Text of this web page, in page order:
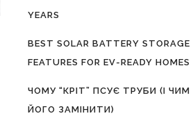
YEARS
BEST SOLAR BATTERY STORAGE
FEATURES FOR EV-READY HOMES
ЧОМУ “КРІТ” ПСУЄ ТРУБИ (І ЧИМ
ЙОГО ЗАМІНИТИ)